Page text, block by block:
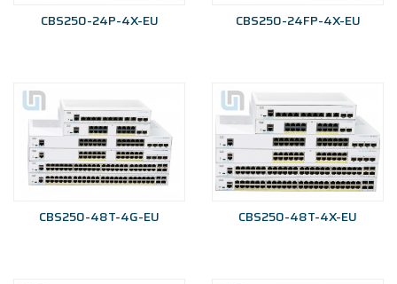
CBS250-24P-4X-EU CBS250-24FP-4X-EU
CBS250-48T-4G-EU CBS250-48T-4X-EU